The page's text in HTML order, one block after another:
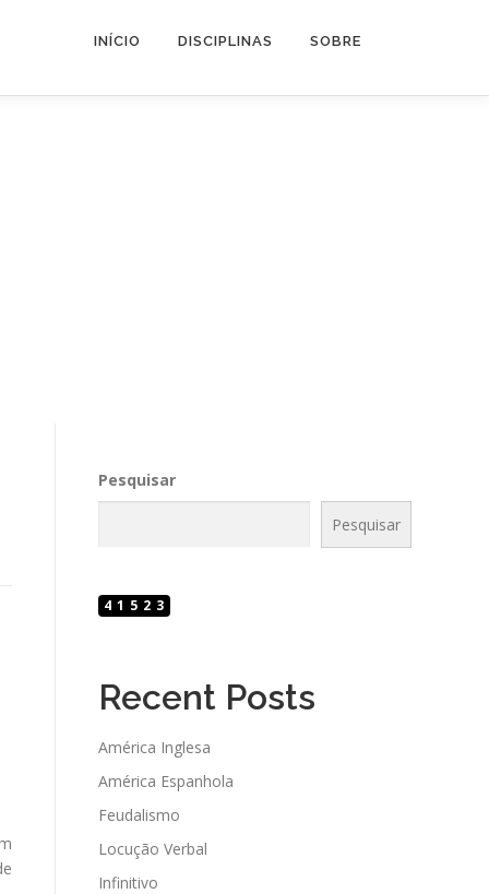
INÍCIO DISCIPLINAS SOBRE
Pesquisar
Pesquisar
41523
Recent Posts
América Inglesa
América Espanhola
Feudalismo
Locução Verbal
Infinitivo